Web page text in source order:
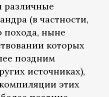
различные
(в частности,
похода, ныне
которых
поздним
источниках),
этих